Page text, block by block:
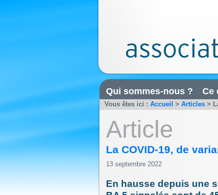
Qui sommes-nous ? Ce
Vous êtes ici : Accueil > Articles >
Article
La COVID-19, de
13 septembre 2022
En hausse depuis une